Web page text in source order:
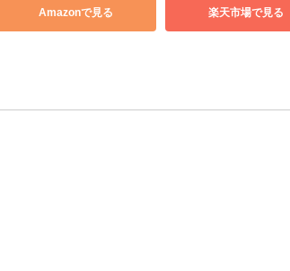
Amazonで見る 楽天市場で見る